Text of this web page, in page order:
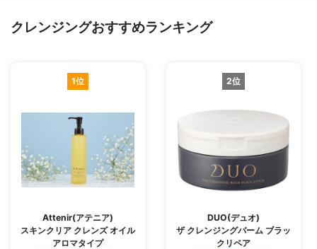
クレンジングおすすめランキング
1位
Attenir(アテニア)
スキンクリア クレンズ オイル
アロマタイプ
2位
DUO(デュオ)
ザ クレンジングバーム ブラッ
クリペア